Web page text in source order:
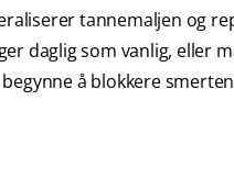
tannemaljen og
daglig som vanlig, eller
å blokkere